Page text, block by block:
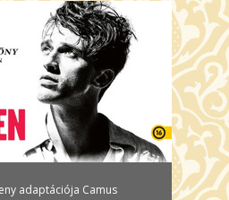
adaptációja Camus